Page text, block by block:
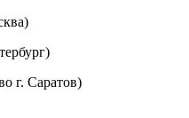
г. Саратов)